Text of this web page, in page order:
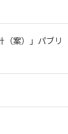
（案）」パブリ